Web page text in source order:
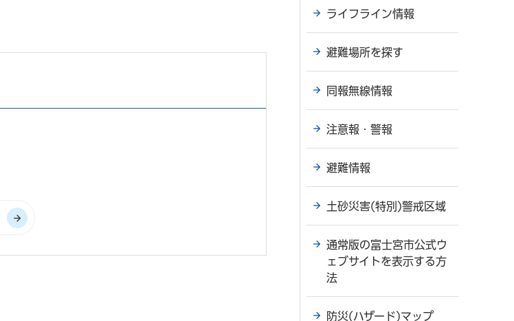
ライフライン情報
避難場所を探す
同報無線情報
注意報・警報
避難情報
土砂災害(特別)警戒区域
通常版の富士宮市公式ウ
ェブサイトを表示する方
法
防災(ハザード)マップ